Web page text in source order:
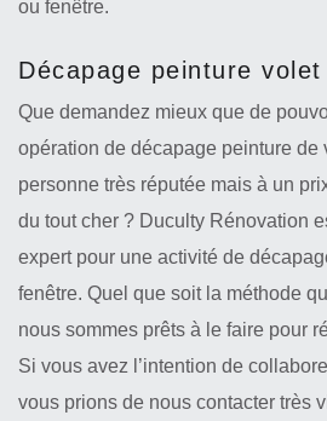
ou fenêtre.
Décapage peinture
Que demandez mieux que de
opération de décapage peinture de
personne très réputée mais à un
du tout cher ? Duculty Rénovation
expert pour une activité de
fenêtre. Quel que soit la méthode
nous sommes prêts à le faire pour
Si vous avez l’intention de
vous prions de nous contacter très